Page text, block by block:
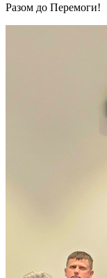
Разом до Перемоги!